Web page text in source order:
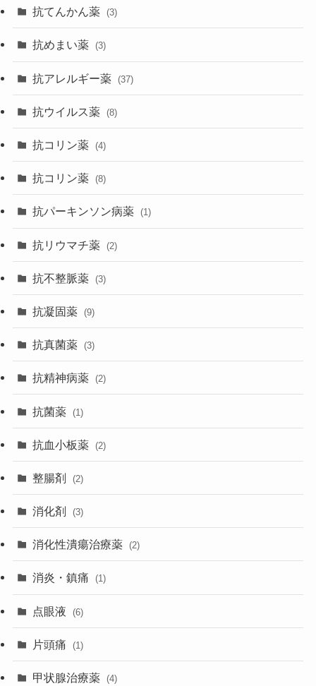
抗てんかん薬 (3)
抗めまい薬 (3)
抗アレルギー薬 (37)
抗ウイルス薬 (8)
抗コリン薬 (4)
抗コリン薬 (8)
抗パーキンソン病薬 (1)
抗リウマチ薬 (2)
抗不整脈薬 (3)
抗凝固薬 (9)
抗真菌薬 (3)
抗精神病薬 (2)
抗菌薬 (1)
抗血小板薬 (2)
整腸剤 (2)
消化剤 (3)
消化性潰瘍治療薬 (2)
消炎・鎮痛 (1)
点眼液 (6)
片頭痛 (1)
甲状腺治療薬 (4)